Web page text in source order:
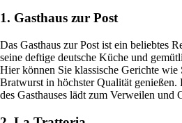
1. Gasthaus zur Post
Das Gasthaus zur Post ist ein beliebtes
seine deftige deutsche Küche und
Hier können Sie klassische Gerichte wie
Bratwurst in höchster Qualität
des Gasthauses lädt zum Verweilen und